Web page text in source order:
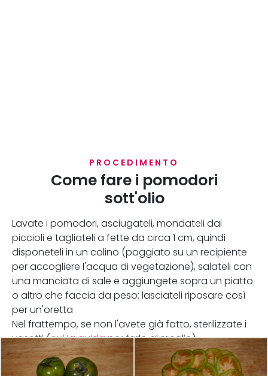
PROCEDIMENTO
Come fare i pomodori
sott'olio
Lavate i pomodori, asciugateli, mondateli dai
piccioli e tagliateli a fette da circa 1 cm, quindi
disponeteli in un colino (poggiato su un recipiente
per accogliere l'acqua di vegetazione), salateli con
una manciata di sale e aggiungete sopra un piatto
o altro che faccia da peso: lasciateli riposare così
per un'oretta
Nel frattempo, se non l'avete già fatto, sterilizzate i
vasetti (qui la guidaper farlo al meglio).